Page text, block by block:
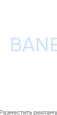
Разместить